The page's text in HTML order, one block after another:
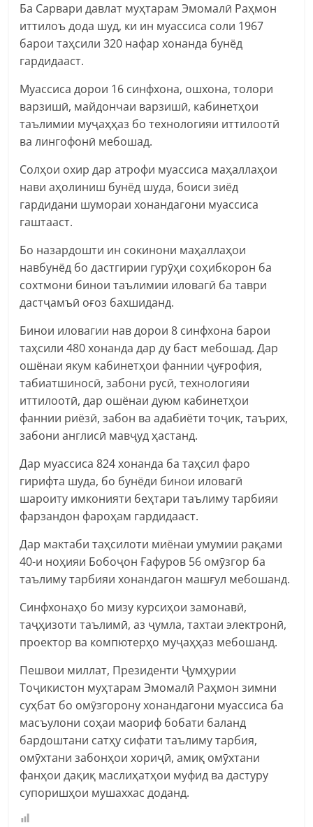
Ба Сарвари давлат муҳтарам Эмомалӣ Раҳмон
иттилоъ дода шуд, ки ин муассиса соли 1967
барои таҳсили 320 нафар хонанда бунёд
гардидааст.
Муассиса дорои 16 синфхона, ошхона, толори
варзишӣ, майдончаи варзишӣ, кабинетҳои
таълимии муҷаҳҳаз бо технологияи иттилоотӣ
ва лингофонӣ мебошад.
Солҳои охир дар атрофи муассиса маҳаллаҳои
нави аҳолиниш бунёд шуда, боиси зиёд
гардидани шумораи хонандагони муассиса
гаштааст.
Бо назардошти ин сокинони маҳаллаҳои
навбунёд бо дастгирии гурӯҳи соҳибкорон ба
сохтмони бинои таълимии иловагӣ ба таври
дастҷамъӣ оғоз бахшиданд.
Бинои иловагии нав дорои 8 синфхона барои
таҳсили 480 хонанда дар ду баст мебошад. Дар
ошёнаи якум кабинетҳои фаннии ҷуғрофия,
табиатшиносӣ, забони русӣ, технологияи
иттилоотӣ, дар ошёнаи дуюм кабинетҳои
фаннии риёзӣ, забон ва адабиёти тоҷик, таърих,
забони англисӣ мавҷуд ҳастанд.
Дар муассиса 824 хонанда ба таҳсил фаро
гирифта шуда, бо бунёди бинои иловагӣ
шароиту имконияти беҳтари таълиму тарбияи
фарзандон фароҳам гардидааст.
Дар мактаби таҳсилоти миёнаи умумии рақами
40-и ноҳияи Бобоҷон Ғафуров 56 омӯзгор ба
таълиму тарбияи хонандагон машғул мебошанд.
Синфхонаҳо бо мизу курсиҳои замонавӣ,
таҷҳизоти таълимӣ, аз ҷумла, тахтаи электронӣ,
проектор ва компютерҳо муҷаҳҳаз мебошанд.
Пешвои миллат, Президенти Ҷумҳурии
Тоҷикистон муҳтарам Эмомалӣ Раҳмон зимни
суҳбат бо омӯзгорону хонандагони муассиса ба
масъулони соҳаи маориф бобати баланд
бардоштани сатҳу сифати таълиму тарбия,
омӯхтани забонҳои хориҷӣ, амиқ омӯхтани
фанҳои дақиқ маслиҳатҳои муфид ва дастуру
супоришҳои мушаххас доданд.